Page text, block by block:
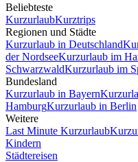
Beliebteste
KurzurlaubKurztrips
Regionen und Städte
Kurzurlaub in Deutschland
der NordseeKurzurlaub im
SchwarzwaldKurzurlaub im
Bundesland
Kurzurlaub in Bayern
HamburgKurzurlaub in Berlin
Weitere
Last Minute Kurzurlaub
Kindern
Städtereisen